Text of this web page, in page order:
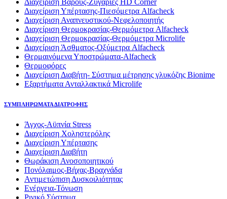
Διαχείριση Υπέρτασης-Πιεσόμετρα Alfacheck
Διαχείριση Αναπνευστικού-Νεφελοποιητής
Διαχείριση Θερμοκρασίας-Θερμόμετρα Alfacheck
Διαχείριση Θερμοκρασίας-Θερμόμετρα Microlife
Διαχείριση Άσθματος-Οξύμετρα Alfacheck
Θερμαινόμενα Υποστρώματα-Alfacheck
Θερμοφόρες
Διαχείριση Διαβήτη- Σύστημα μέτρησης γλυκόζης Bionime
Εξαρτήματα Ανταλλακτικά Microlife
ΣΥΜΠΛΗΡΩΜΑΤΑ ΔΙΑΤΡΟΦΗΣ
Άγχος-Αϋπνία Stress
Διαχείριση Χοληστερόλης
Διαχείριση Υπέρτασης
Διαχείριση Διαβήτη
Θωράκιση Ανοσοποιητικού
Πονόλαιμος-Βήχας-Βραχνάδα
Αντιμετώπιση Δυσκοιλιότητας
Eνέργεια-Τόνωση
Ρινικό Σύστημα